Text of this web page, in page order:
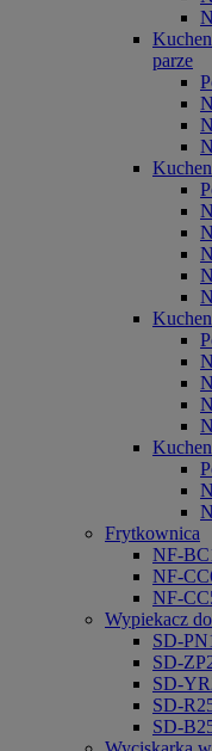
parze
Frytkownica
NF-
NF-
NF-
Wypiekacz
SD-
SD-
SD-
SD-
SD-